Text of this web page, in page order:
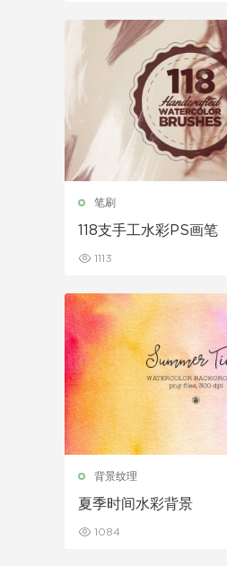
笔刷
118支手工水彩PS画笔
1113
背景纹理
夏季时间水彩背景
1084